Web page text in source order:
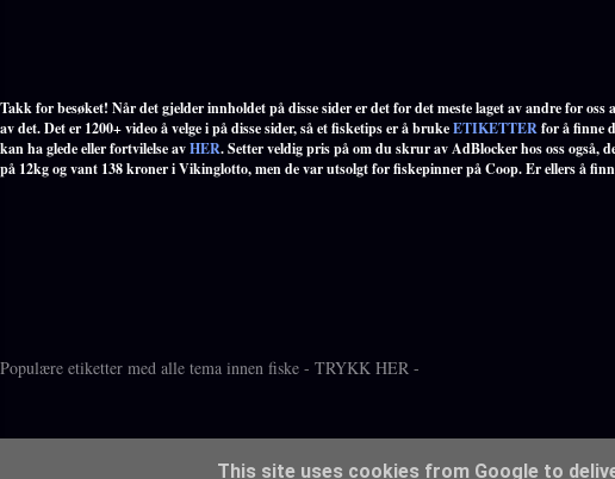
Takk for besøket! Når det gjelder innholdet på disse sider er det for det meste laget av andre for
av det. Det er 1200+ video å velge i på disse sider, så et fisketips er å brukeETIKETTERfor å finne
kan ha glede eller fortvilelse avHER. Setter veldig pris på om du skrur av AdBlocker hos oss
på 12kg og vant 138 kroner i Vikinglotto, men de var utsolgt for fiskepinner på Coop. Er ellers å
Populære etiketter med alle tema innen fiske - TRYKK HER -
This site uses cookies from Google to